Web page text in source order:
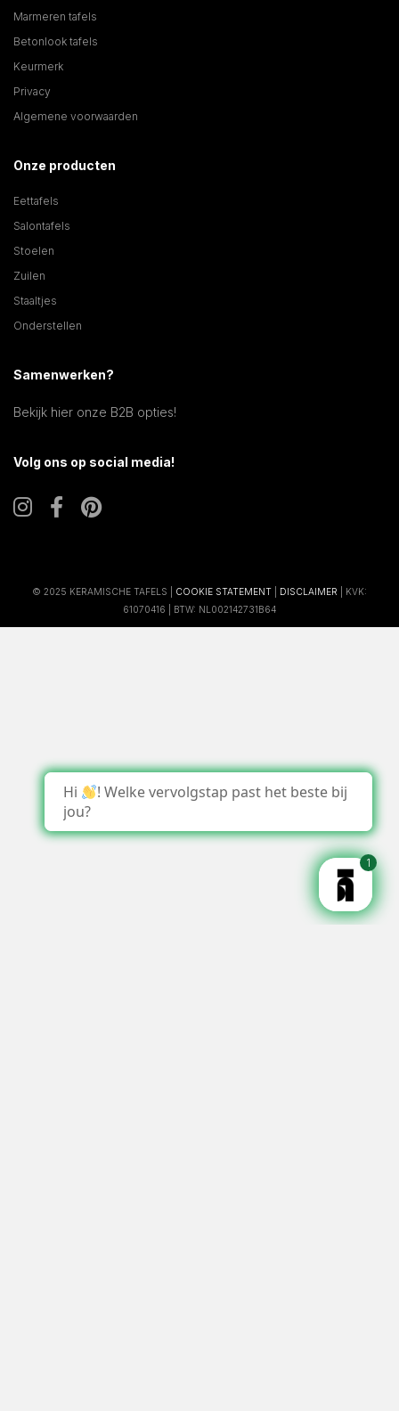
Marmeren tafels
Betonlook tafels
Keurmerk
Privacy
Algemene voorwaarden
Onze producten
Eettafels
Salontafels
Stoelen
Zuilen
Staaltjes
Onderstellen
Samenwerken?
Bekijk hier onze B2B opties!
Volg ons op social media!
© 2025 KERAMISCHE TAFELS | COOKIE STATEMENT DISCLAIMER | KVK:
61070416 | BTW: NL002142731B64
Hi
! Welke vervolgstap past het beste bij
jou?
1